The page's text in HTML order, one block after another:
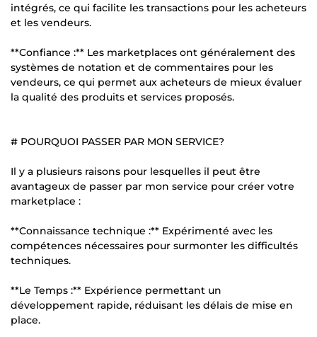
intégrés, ce qui facilite les transactions pour les acheteurs
et les vendeurs.
**Confiance :** Les marketplaces ont généralement des
systèmes de notation et de commentaires pour les
vendeurs, ce qui permet aux acheteurs de mieux évaluer
la qualité des produits et services proposés.
# POURQUOI PASSER PAR MON SERVICE?
Il y a plusieurs raisons pour lesquelles il peut être
avantageux de passer par mon service pour créer votre
marketplace :
**Connaissance technique :** Expérimenté avec les
compétences nécessaires pour surmonter les difficultés
techniques.
**Le Temps :** Expérience permettant un
développement rapide, réduisant les délais de mise en
place.